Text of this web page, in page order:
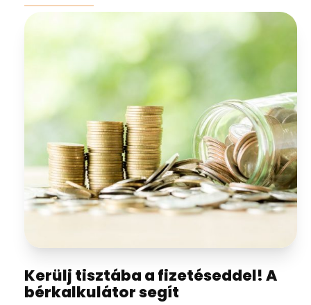
Kerülj tisztába a fizetéseddel! A
bérkalkulátor segít